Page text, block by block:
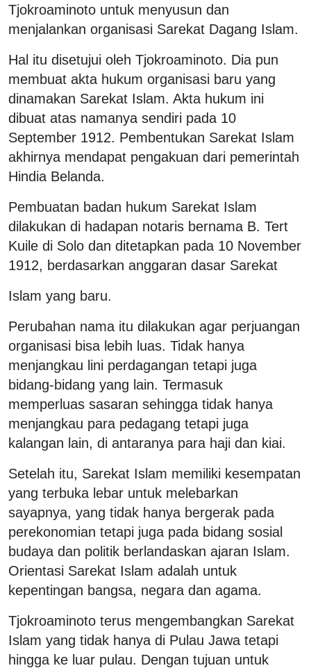
Tjokroaminoto untuk menyusun dan
menjalankan organisasi Sarekat Dagang Islam.
Hal itu disetujui oleh Tjokroaminoto. Dia pun
membuat akta hukum organisasi baru yang
dinamakan Sarekat Islam. Akta hukum ini
dibuat atas namanya sendiri pada 10
September 1912. Pembentukan Sarekat Islam
akhirnya mendapat pengakuan dari pemerintah
Hindia Belanda.
Pembuatan badan hukum Sarekat Islam
dilakukan di hadapan notaris bernama B. Tert
Kuile di Solo dan ditetapkan pada 10 November
1912, berdasarkan anggaran dasar Sarekat
Islam yang baru.
Perubahan nama itu dilakukan agar perjuangan
organisasi bisa lebih luas. Tidak hanya
menjangkau lini perdagangan tetapi juga
bidang-bidang yang lain. Termasuk
memperluas sasaran sehingga tidak hanya
menjangkau para pedagang tetapi juga
kalangan lain, di antaranya para haji dan kiai.
Setelah itu, Sarekat Islam memiliki kesempatan
yang terbuka lebar untuk melebarkan
sayapnya, yang tidak hanya bergerak pada
perekonomian tetapi juga pada bidang sosial
budaya dan politik berlandaskan ajaran Islam.
Orientasi Sarekat Islam adalah untuk
kepentingan bangsa, negara dan agama.
Tjokroaminoto terus mengembangkan Sarekat
Islam yang tidak hanya di Pulau Jawa tetapi
hingga ke luar pulau. Dengan tujuan untuk